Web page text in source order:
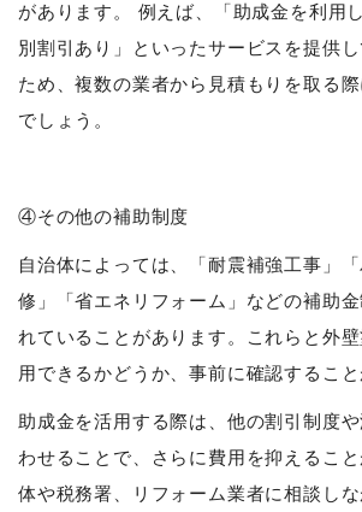
があります。 例えば、「助成金を利用
別割引あり」といったサービスを提供
ため、複数の業者から見積もりを取る
でしょう。
④その他の補助制度
自治体によっては、「耐震補強工事」
修」「省エネリフォーム」などの補助
れていることがあります。これらと外
用できるかどうか、事前に確認すること
助成金を活用する際は、他の割引制度
わせることで、さらに費用を抑えるこ
体や税務署、リフォーム業者に相談し